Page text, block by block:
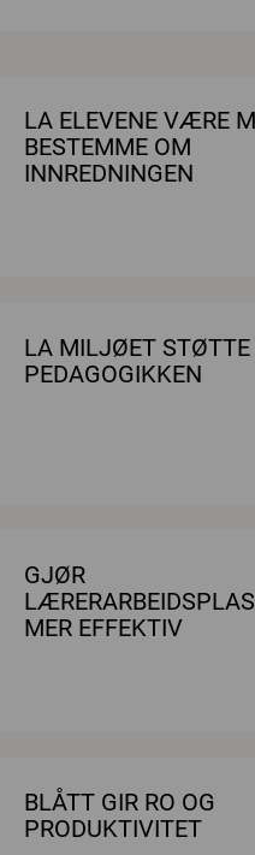
LA ELEVENE VÆRE
BESTEMME OM
INNREDNINGEN
LA MILJØET STØTTE
PEDAGOGIKKEN
GJØR
MER EFFEKTIV
BLÅTT GIR RO OG
PRODUKTIVITET